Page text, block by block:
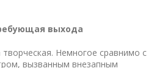
выхода
Немногое сравнимо с
вызванным внезапным